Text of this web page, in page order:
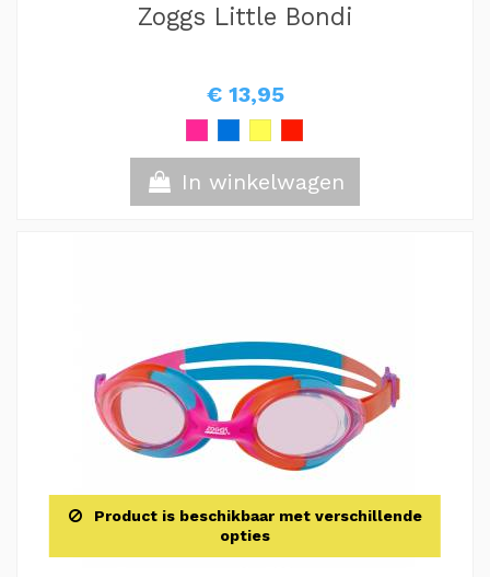
Zoggs Little Bondi
€ 13,95
In winkelwagen
Product is beschikbaar met verschillende
opties